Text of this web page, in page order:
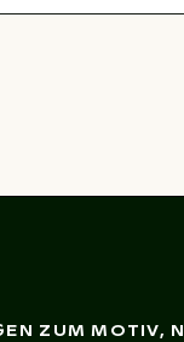
ZUM MOTIV,